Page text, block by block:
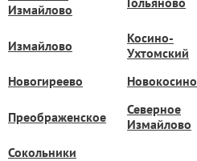
Измайлово
Измайлово
Косино-
Ухтомский
Новогиреево Новокосино
Преображенское
Северное
Измайлово
Сокольники